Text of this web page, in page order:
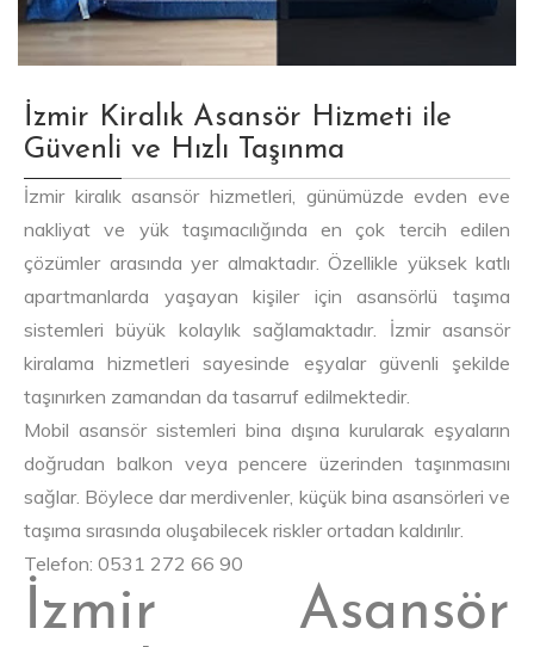
İzmir Kiralık Asansör Hizmeti ile
Güvenli ve Hızlı Taşınma
İzmir kiralık asansör hizmetleri, günümüzde evden eve
nakliyat ve yük taşımacılığında en çok tercih edilen
çözümler arasında yer almaktadır. Özellikle yüksek katlı
apartmanlarda yaşayan kişiler için asansörlü taşıma
sistemleri büyük kolaylık sağlamaktadır. İzmir asansör
kiralama hizmetleri sayesinde eşyalar güvenli şekilde
taşınırken zamandan da tasarruf edilmektedir.
Mobil asansör sistemleri bina dışına kurularak eşyaların
doğrudan balkon veya pencere üzerinden taşınmasını
sağlar. Böylece dar merdivenler, küçük bina asansörleri ve
taşıma sırasında oluşabilecek riskler ortadan kaldırılır.
Telefon: 0531 272 66 90
İzmir Asansör